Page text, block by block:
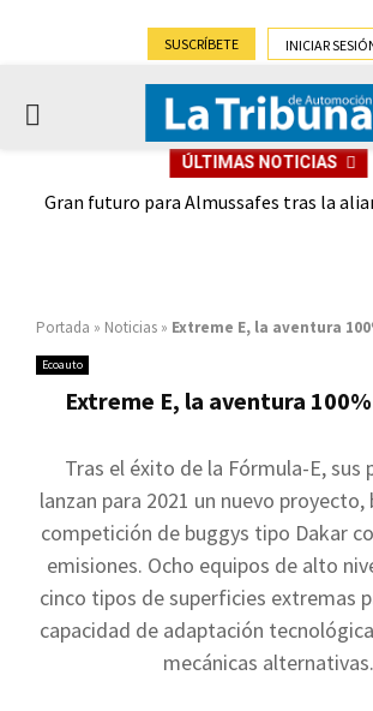
SUSCRÍBETE INICIAR
PRIMARY
ÚLTIMAS NOTICIAS
Gran futuro para Almussafes tras la
Portada » Noticias » Extreme E, la aventura
Ecoauto
Extreme E, la aventura
Tras el éxito de la Fórmula-E, sus
lanzan para 2021 un nuevo proyecto,
competición de buggys tipo Dakar
emisiones. Ocho equipos de alto
cinco tipos de superficies extremas
capacidad de adaptación
mecánicas alternativas.